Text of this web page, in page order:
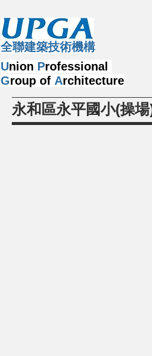
​全聯建築技術機構
Union Professional
Group of Architecture
永和區永平國小(操